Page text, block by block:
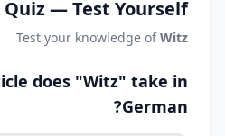
Quiz — Test Yourself
Test your knowledge ofWitz
does "Witz" take in
German?